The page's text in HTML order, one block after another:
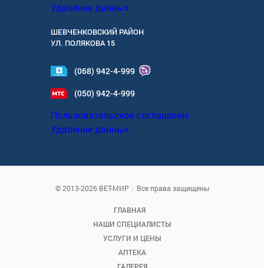
Удаление данных
ШЕВЧЕНКОВСКИЙ РАЙОН
УЛ. ПОЛЯКОВА 15
(068) 942-4-999
(050) 942-4-999
Пользовательское соглашение
Удаление данных
© 2013-2026 ВЕТ-МИР Все права защищены
ГЛАВНАЯ
НАШИ СПЕЦИАЛИСТЫ
УСЛУГИ И ЦЕНЫ
АПТЕКА
ГАЛЕРЕЯ